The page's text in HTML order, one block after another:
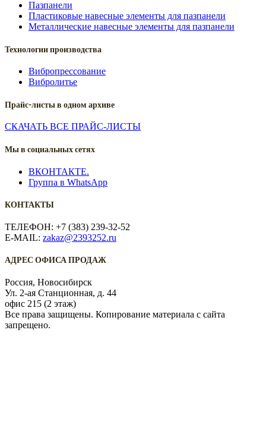
Пазпанели
Пластиковые навесные элементы для пазпанели
Металлические навесные элементы для пазпанели
Технологии производства
Вибропрессование
Вибролитье
Прайс-листы в одном архиве
СКАЧАТЬ ВСЕ ПРАЙС-ЛИСТЫ
Мы в социальных сетях
ВКОНТАКТЕ.
Группа в WhatsApp
КОНТАКТЫ
ТЕЛЕФОН: +7 (383) 239-32-52
E-MAIL: zakaz@2393252.ru
АДРЕС ОФИСА ПРОДАЖ
Россия, Новосибирск
Ул. 2-ая Станционная, д. 44
офис 215 (2 этаж)
Все права защищены. Копирование материала с сайта
запрещено.